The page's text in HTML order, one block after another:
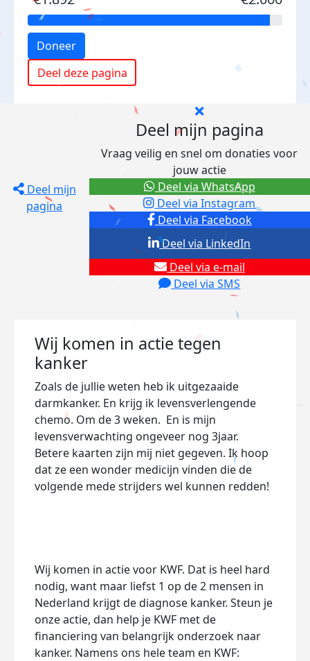
Doneer
Deel deze pagina
Deel mijn
pagina
Deel mijn pagina
Vraag veilig en snel om donaties voor
jouw actie
Deel via Facebook
Deel via Instagram
Deel via e-mail
Deel via SMS
Deel via LinkedIn
Deel via WhatsApp
Wij komen in actie tegen
kanker
Zoals de jullie weten heb ik uitgezaaide
darmkanker. En krijg ik levensverlengende
chemo. Om de 3 weken. En is mijn
levensverwachting ongeveer nog 3jaar.
Betere kaarten zijn mij niet gegeven. Ik hoop
dat ze een wonder medicijn vinden die de
volgende mede strijders wel kunnen redden!
Wij komen in actie voor KWF. Dat is heel hard
nodig, want maar liefst 1 op de 2 mensen in
Nederland krijgt de diagnose kanker. Steun je
onze actie, dan help je KWF met de
financiering van belangrijk onderzoek naar
kanker. Namens ons hele team en KWF: